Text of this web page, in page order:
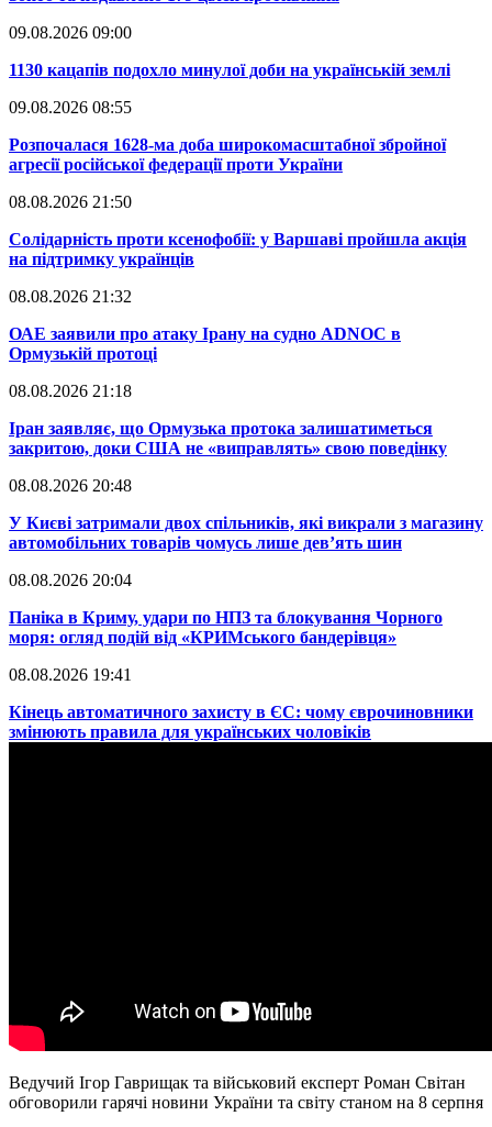
09.08.2026 09:00
​1130 кацапів подохло минулої доби на українській землі
09.08.2026 08:55
​Розпочалася 1628-ма доба широкомасштабної збройної
агресії російської федерації проти України
08.08.2026 21:50
​Солідарність проти ксенофобії: у Варшаві пройшла акція
на підтримку українців
08.08.2026 21:32
​ОАЕ заявили про атаку Ірану на судно ADNOC в
Ормузькій протоці
08.08.2026 21:18
​Іран заявляє, що Ормузька протока залишатиметься
закритою, доки США не «виправлять» свою поведінку
08.08.2026 20:48
​У Києві затримали двох спільників, які викрали з магазину
автомобільних товарів чомусь лише дев’ять шин
08.08.2026 20:04
Паніка в Криму, удари по НПЗ та блокування Чорного
моря: огляд подій від «КРИМського бандерівця»
08.08.2026 19:41
​Кінець автоматичного захисту в ЄС: чому єврочиновники
змінюють правила для українських чоловіків
Ведучий Ігор Гаврищак та військовий експерт Роман Світан
обговорили гарячі новини України та світу станом на 8 серпня